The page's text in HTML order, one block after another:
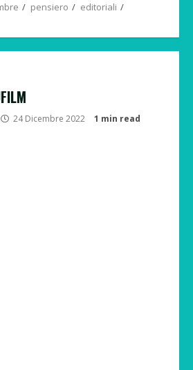
pensiero
editoriali
24 Dicembre 2022 1 min read